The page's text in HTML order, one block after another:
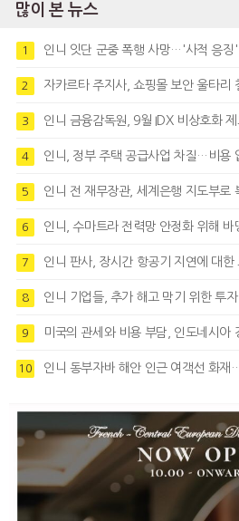
많이 본 뉴스
1 인니 잇단 군중 폭행 사망…'사적 응징'
2 자카르타 주지사, 쇼핑몰 보안 울타
3 인니 금융감독원, 9월 IDX 비상호화 제
4 인니, 정부 주택 공급사업 차질…비용
5 인니 전 재무장관, 세계은행 지도부로
6 인니, 수마트라 전력망 안정화 위해
7 인니 판사, 장시간 항공기 지연에 대한 보
8 인니 기업들, 추가 해고 막기 위한 투
9 미국의 관세와 비용 부담, 인도네시아
10 인니 동부자바 해안 인근 여객선 화